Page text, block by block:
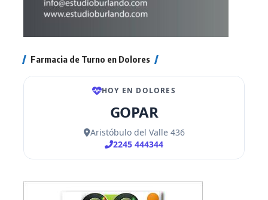
Farmacia de Turno en Dolores